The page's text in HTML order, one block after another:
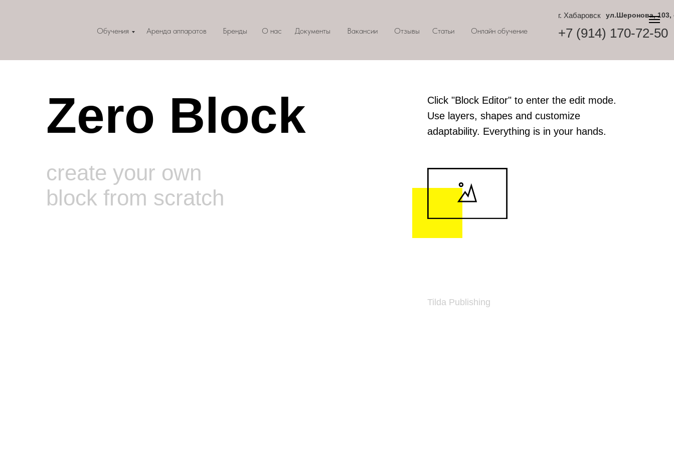
О нас
Бренды Вакансии Отзывы Статьи Онлайн обучение
Документы
Обучения Аренда аппаратов +7 (914) 170-72-50
г. Хабаровск ул.Шеронова, 103,
Zero Block
Click "Block Editor" to enter the edit mode.
Use layers, shapes and customize
adaptability. Everything is in your hands.
Tilda Publishing
create your own
block from scratch